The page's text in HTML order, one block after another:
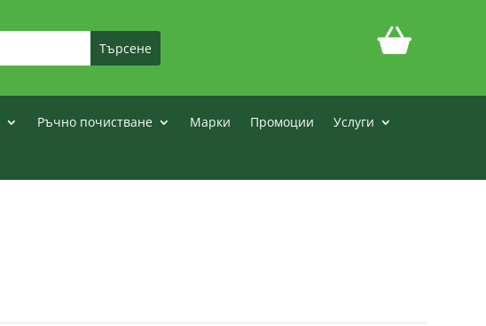
Ръчно почистване Марки Промоции
Услуги